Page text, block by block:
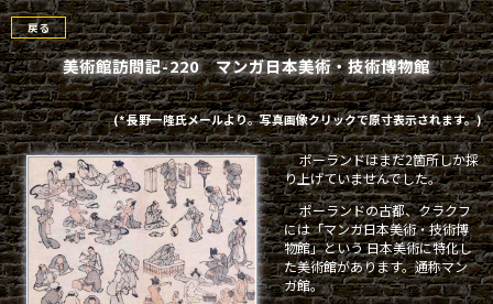
戻る
美術館訪問記-220 マンガ日本美術・技術博物館
(* 長野一隆氏メールより。写真画像クリックで原寸表示されます。)
ポーランドはまだ2箇所しか採
り上げていませんでした。
ポーランドの古都、クラクフ
には「マンガ日本美術・技術博
物館」という 日本美術に特化し
た美術館があります。通称マン
ガ館。